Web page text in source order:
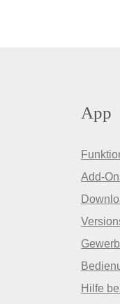
App
Add-
Hilfe